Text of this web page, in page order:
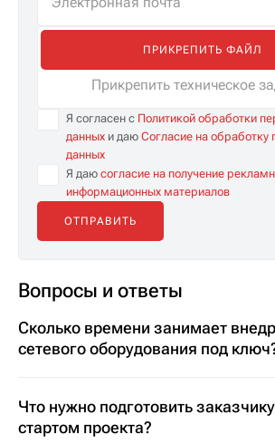
ПРИКРЕПИТЬ ФАЙЛ
Прикрепить техническое
Я согласен с Политикой обработки
данных и даю Согласие на обработку
данных
Я даю согласие на получение
информационных материалов
Вопросы и ответы
Сколько времени занимает
сетевого оборудования под
Что нужно подготовить
стартом проекта?